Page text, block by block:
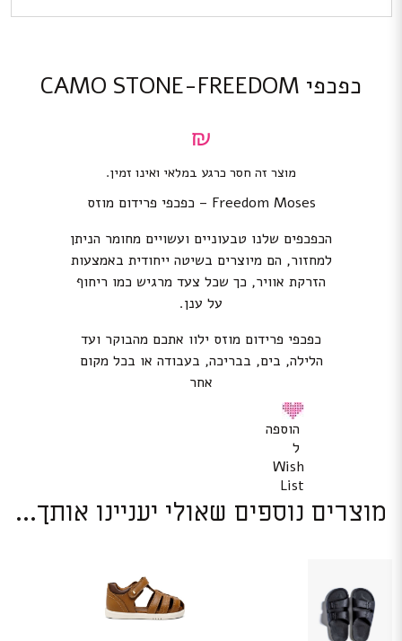
כפכפי CAMO STONE-FREEDOM
₪
מוצר זה חסר כרגע במלאי ואינו זמין.
Freedom Moses – כפכפי פרידום מוזס
הכפכפים שלנו טבעוניים ועשויים מחומר הניתן
למחזור, הם מיוצרים בשיטה ייחודית באמצעות
הזרקת אוויר, כך שכל צעד מרגיש כמו ריחוף
על ענן.
כפכפי פרידום מוזס ילוו אתכם מהבוקר ועד
הלילה, בים, בבריכה, בעבודה או בכל מקום
אחר
הוספה
ל
Wish
List
מוצרים נוספים שאולי יעניינו אותך...